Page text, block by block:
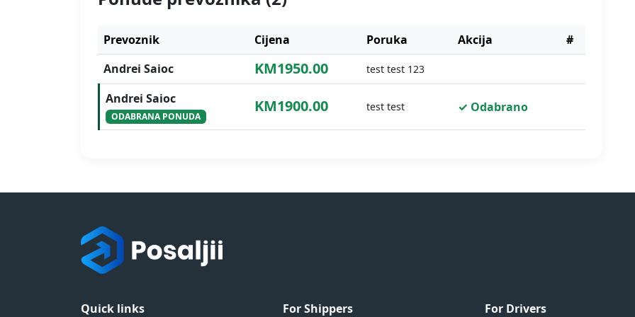
Prevoznik Cijena Poruka Akcija
#
Andrei Saioc
KM1950.00 test test 123
Andrei Saioc
ODABRANA PONUDA
KM1900.00 test test ✓ Odabrano
Quick links For Shippers For Drivers